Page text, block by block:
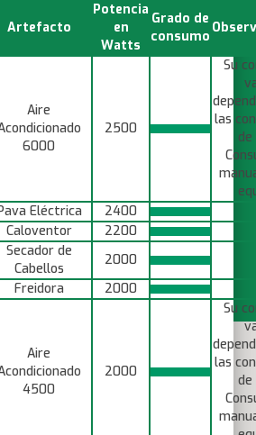
Artefacto
Potencia
en
Watts
Grado de
consumo
Aire
6000
2500
Su
las
de
Eléctrica
2400
Caloventor
2200
Secador de
Cabellos
2000
Freidora
2000
Aire
4500
2000
Su
las
de